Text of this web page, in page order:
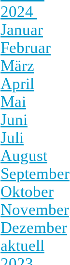
2024
Januar
Februar
März
April
Mai
Juni
Juli
August
September
Oktober
November
Dezember
aktuell